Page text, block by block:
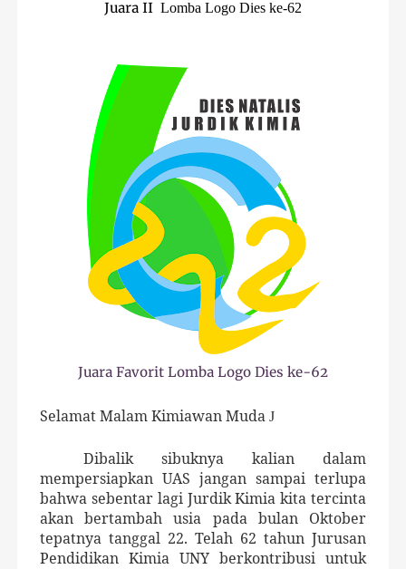
Juara II Lomba Logo Dies ke-62
Juara Favorit Lomba Logo Dies ke-62
Selamat Malam Kimiawan MudaJ
Dibalik sibuknya kalian dalam
mempersiapkan UAS jangan sampai terlupa
bahwa sebentar lagi Jurdik Kimia kita tercinta
akan bertambah usia pada bulan Oktober
tepatnya tanggal 22. Telah 62 tahun Jurusan
Pendidikan Kimia UNY berkontribusi untuk